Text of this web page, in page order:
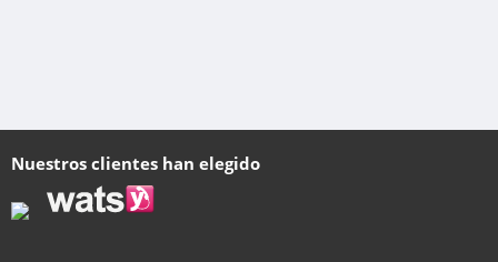
Nuestros clientes han elegido